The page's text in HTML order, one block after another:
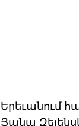
Երեւանում
Յանա